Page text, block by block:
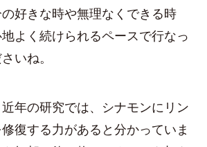
好きな時や無理なくできる時
よく続けられるペースで行なっ
いね。
近年の研究では、シナモンにリン
復する力があると分かっていま